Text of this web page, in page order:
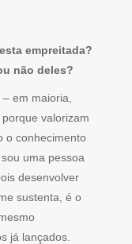
empreitada?
não deles?
em maioria,
valorizam
o conhecimento
uma pessoa
desenvolver
sustenta, é o
já lançados.